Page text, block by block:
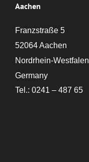
Aachen
Franzstraße 5
52064 Aachen
Nordrhein-Westfalen
Germany
Tel.: 0241 – 487 65